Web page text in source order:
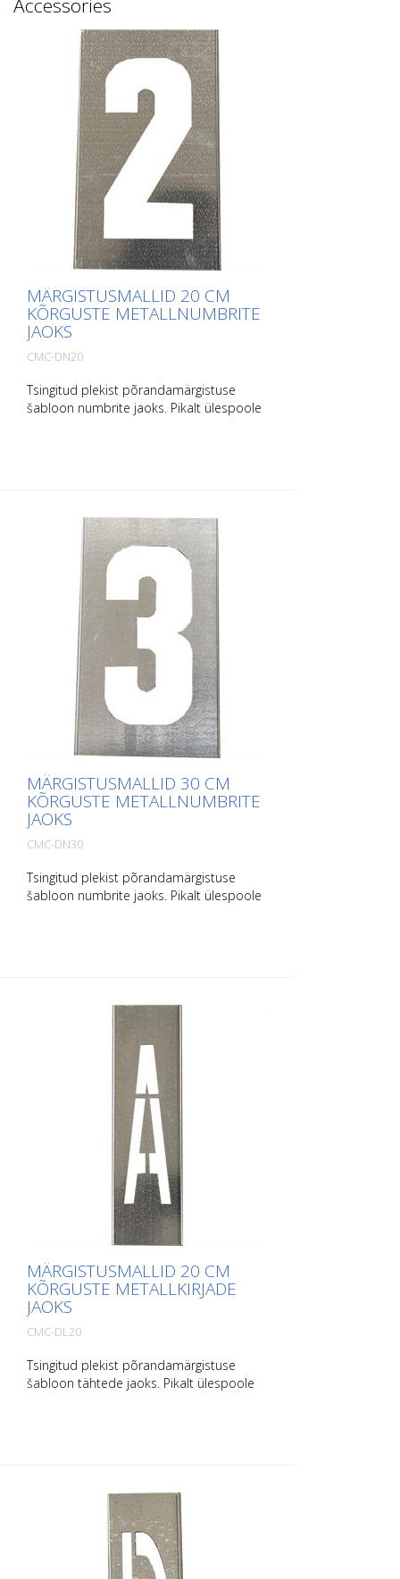
Accessories
MÄRGISTUSMALLID 20 CM
KÕRGUSTE METALLNUMBRITE
JAOKS
CMC-DN20
Tsingitud plekist põrandamärgistuse
šabloon numbrite jaoks. Pikalt ülespoole
MÄRGISTUSMALLID 30 CM
KÕRGUSTE METALLNUMBRITE
JAOKS
CMC-DN30
Tsingitud plekist põrandamärgistuse
šabloon numbrite jaoks. Pikalt ülespoole
MÄRGISTUSMALLID 20 CM
KÕRGUSTE METALLKIRJADE
JAOKS
CMC-DL20
Tsingitud plekist põrandamärgistuse
šabloon tähtede jaoks. Pikalt ülespoole